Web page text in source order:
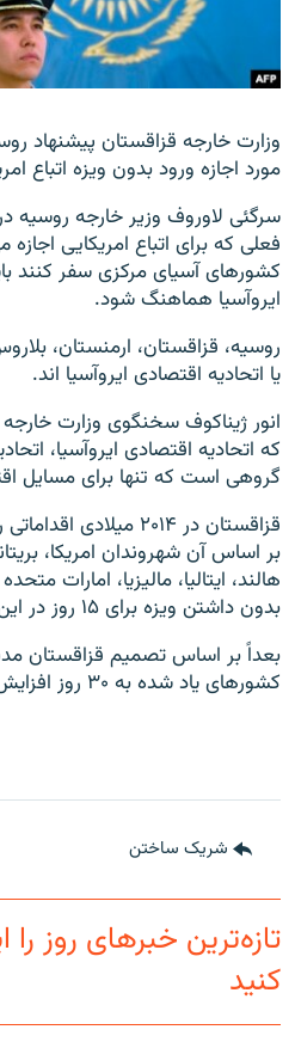
صفحه پشتو
Azadi English
همۀ سایت‌های رادیو آزادی/ رادیو
وزارت خارجه قزاقستان پیشنهاد
مورد اجازه ورود بدون ویزه اتباع
فعلی که برای اتباع امریکایی
کشورهای آسیای مرکزی سفر کنند
ایروآسیا هماهنگ شود.
روسیه، قزاقستان، ارمنستان،
یا اتحادیه اقتصادی ایروآسیا اند.
انور ژیناکوف سخنگوی وزارت
که اتحادیه اقتصادی ایروآسیا،
گروهی است که تنها برای مسایل
قزاقستان در ۲۰۱۴
بر اساس آن شهروندان امریکا،
هالند، ایتالیا، مالیزیا، امارات
بدون داشتن ویزه برای ۱۵ روز در این کشور اقامت کنند.
بعداً بر اساس تصمیم قزاقستان
کشورهای یاد شده به ۳۰ روز افزایش یافت.
شریک ساختن
تازه‌ترین خبرهای روز را
کنید